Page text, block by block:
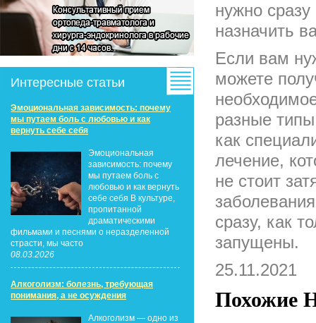
Интересные статьи
Эмоциональная зависимость: почему
мы путаем боль с любовью и как
вернуть себе себя
Эмоциональная
зависимость: почему
мы путаем боль с
любовью и как вернуть
себе себя В культуре,
пропитанной
драматическими
фильмами и песнями о неразделенной
страсти, мы часто
08.03.2026
Алкоголизм: болезнь, требующая
понимания, а не осуждения
Алкоголизм — одно из
нужно
назначить
Если вам
можете
разные
как
лечение,
не стоит
сразу, как
запущены.
25.11.2021
Похожие